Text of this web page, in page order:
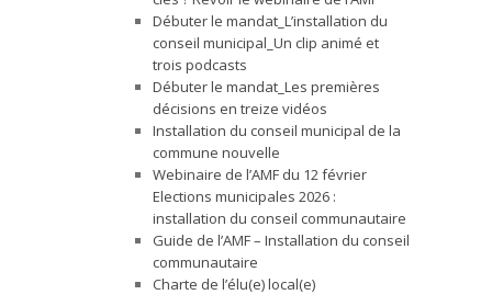
Débuter le mandat_L’installation du
conseil municipal_Un clip animé et
trois podcasts
Débuter le mandat_Les premières
décisions en treize vidéos
Installation du conseil municipal de la
commune nouvelle
Webinaire de l’AMF du 12 février
Elections municipales 2026 :
installation du conseil communautaire
Guide de l’AMF – Installation du conseil
communautaire
Charte de l’élu(e) local(e)